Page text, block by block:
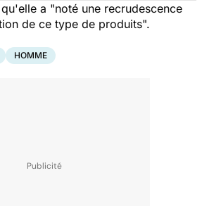
a "noté une recrudescence
de ce type de produits".
HOMME